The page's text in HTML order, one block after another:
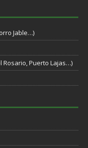
Jable…)
Rosario, Puerto Lajas…)